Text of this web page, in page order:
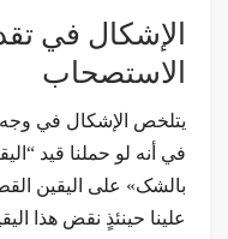
الإشكال في
الاستصحاب
يتلخص الإشكال في
في أنه لو حملنا قيد
بالشک» على اليقين
علينا حينئذٍ نقض هذا